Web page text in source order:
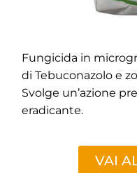
Fungicida in
di Tebuconazolo e
Svolge un’azione
eradicante.
VAI